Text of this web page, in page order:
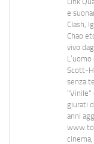
e
Clash,
Chao
vivo
Scott-
senza
"Vinile"
giurati
anni